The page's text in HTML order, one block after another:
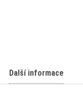
Další informace